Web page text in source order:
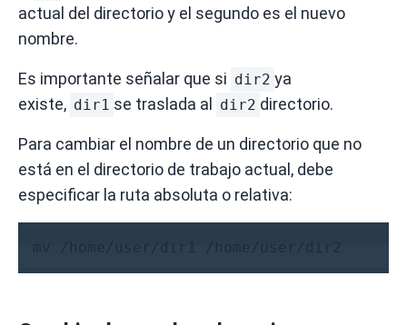
actual del directorio y el segundo es el nuevo
nombre.
Es importante señalar que si dir2 ya
existe, dir1 se traslada al dir2 directorio.
Para cambiar el nombre de un directorio que no
está en el directorio de trabajo actual, debe
especificar la ruta absoluta o relativa:
mv /home/user/dir1 /home/user/dir2